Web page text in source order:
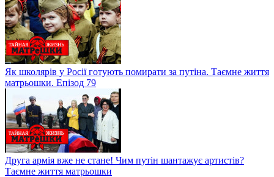
Як школярів у Росії готують помирати за путіна. Таємне життя
матрьошки. Епізод 79
Друга армія вже не стане! Чим путін шантажує артистів?
Таємне життя матрьошки